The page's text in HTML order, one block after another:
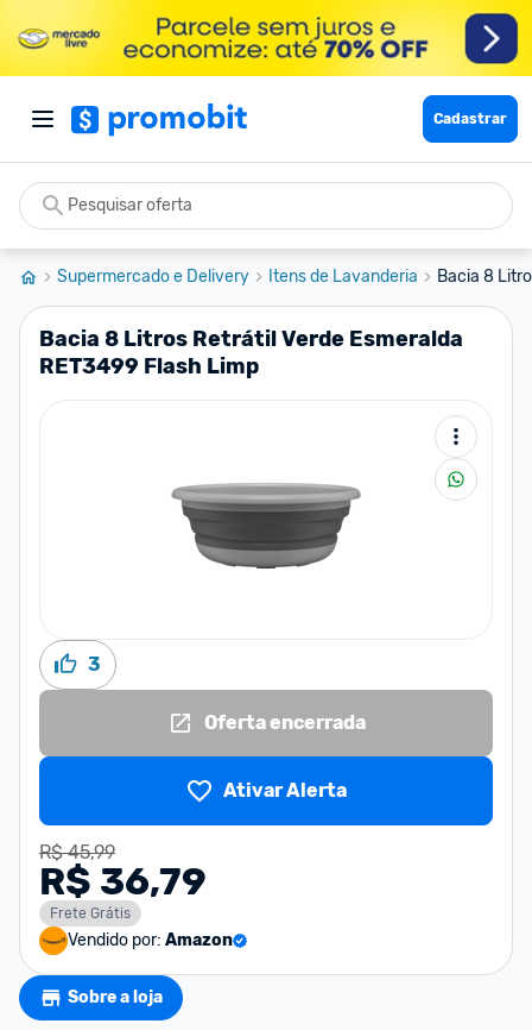
Cadastrar
Supermercado e Delivery Itens de Lavanderia Bacia 8
Bacia 8 Litros Retrátil Verde Esmeralda
RET3499 Flash Limp
3
Oferta encerrada
Ativar Alerta
R$ 45,99
R$ 36,79
Frete Grátis
Vendido por: Amazon
Sobre a loja